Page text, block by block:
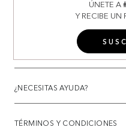
ÚNETE A
Y RECIBE UN
¿NECESITAS AYUDA?
TÉRMINOS Y CONDICIONES